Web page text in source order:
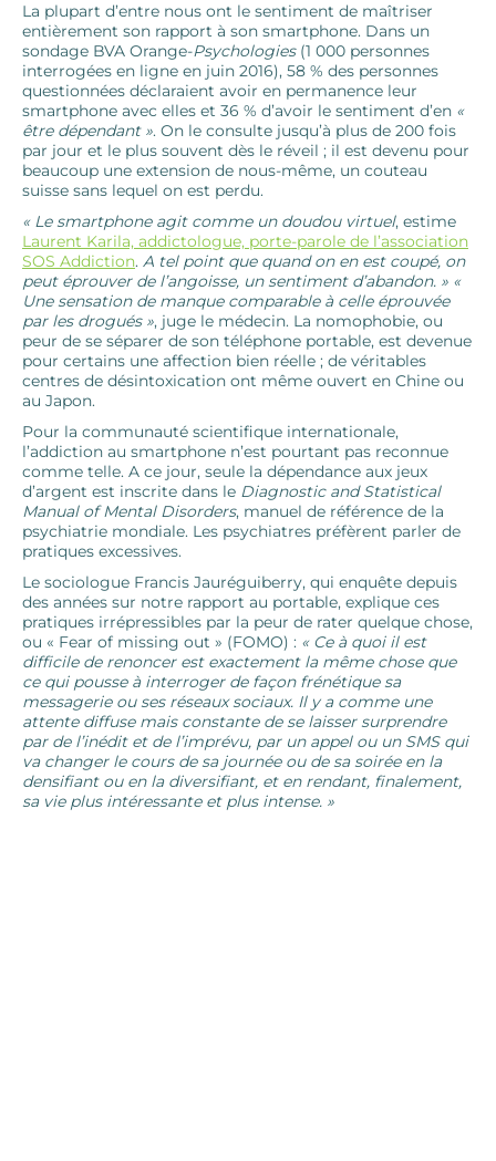
La plupart d’entre nous ont le sentiment de maîtriser
entièrement son rapport à son smartphone. Dans un
sondage BVA Orange-Psychologies(1 000 personnes
interrogées en ligne en juin 2016), 58 % des personnes
questionnées déclaraient avoir en permanence leur
smartphone avec elles et 36 % d’avoir le sentiment d’en «
être dépendant ». On le consulte jusqu’à plus de 200 fois
par jour et le plus souvent dès le réveil ; il est devenu pour
beaucoup une extension de nous-même, un couteau
suisse sans lequel on est perdu.
« Le smartphone agit comme un doudou virtuel, estime
Laurent Karila, addictologue, porte-parole de l’association
SOS Addiction. A tel point que quand on en est coupé, on
peut éprouver de l’angoisse, un sentiment d’abandon. » «
Une sensation de manque comparable à celle éprouvée
par les drogués », juge le médecin. La nomophobie, ou
peur de se séparer de son téléphone portable, est devenue
pour certains une affection bien réelle ; de véritables
centres de désintoxication ont même ouvert en Chine ou
au Japon.
Pour la communauté scientifique internationale,
l’addiction au smartphone n’est pourtant pas reconnue
comme telle. A ce jour, seule la dépendance aux jeux
d’argent est inscrite dans le Diagnostic and Statistical
Manual of Mental Disorders, manuel de référence de la
psychiatrie mondiale. Les psychiatres préfèrent parler de
pratiques excessives.
Le sociologue Francis Jauréguiberry, qui enquête depuis
des années sur notre rapport au portable, explique ces
pratiques irrépressibles par la peur de rater quelque chose,
ou « Fear of missing out » (FOMO) : « Ce à quoi il est
difficile de renoncer est exactement la même chose que
ce qui pousse à interroger de façon frénétique sa
messagerie ou ses réseaux sociaux. Il y a comme une
attente diffuse mais constante de se laisser surprendre
par de l’inédit et de l’imprévu, par un appel ou un SMS qui
va changer le cours de sa journée ou de sa soirée en la
densifiant ou en la diversifiant, et en rendant, finalement,
sa vie plus intéressante et plus intense. »